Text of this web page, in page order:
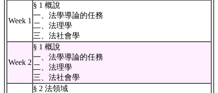
Week 1
§ 1 概說
一、法學導論的任務
二、法理學
三、法社會學
Week 2
§ 1 概說
一、法學導論的任務
二、法理學
三、法社會學
§ 2 法領域